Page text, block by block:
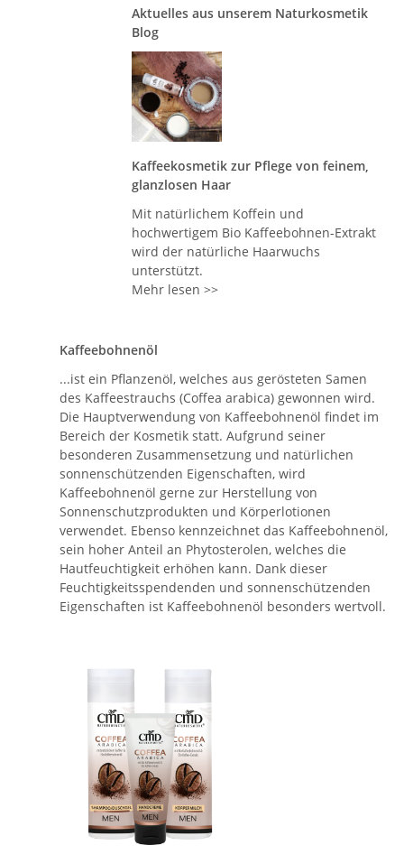
Aktuelles aus unserem Naturkosmetik
Blog
Kaffeekosmetik zur Pflege von feinem,
glanzlosen Haar
Mit natürlichem Koffein und
hochwertigem Bio Kaffeebohnen-Extrakt
wird der natürliche Haarwuchs
unterstützt.
Mehr lesen >>
Kaffeebohnenöl
...ist ein Pflanzenöl, welches aus gerösteten Samen
des Kaffeestrauchs (Coffea arabica) gewonnen wird.
Die Hauptverwendung von Kaffeebohnenöl findet im
Bereich der Kosmetik statt. Aufgrund seiner
besonderen Zusammensetzung und natürlichen
sonnenschützenden Eigenschaften, wird
Kaffeebohnenöl gerne zur Herstellung von
Sonnenschutzprodukten und Körperlotionen
verwendet. Ebenso kennzeichnet das Kaffeebohnenöl,
sein hoher Anteil an Phytosterolen, welches die
Hautfeuchtigkeit erhöhen kann. Dank dieser
Feuchtigkeitsspendenden und sonnenschützenden
Eigenschaften ist Kaffeebohnenöl besonders wertvoll.